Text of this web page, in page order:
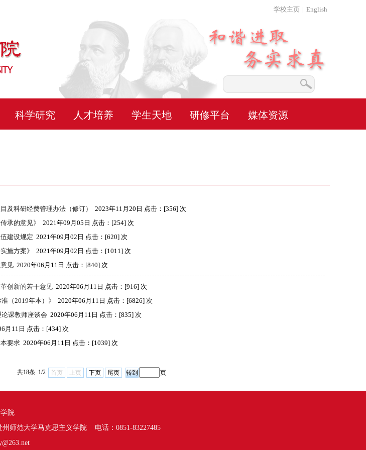
学校主页 | English
科学研究 人才培养 学生天地 研修平台 媒体资源
及科研经费管理办法（修订） 2023年11月20日 点击：[356] 次
承的意见》 2021年09月05日 点击：[254] 次
建设规定 2021年09月02日 点击：[620] 次
施方案》 2021年09月02日 点击：[1011] 次
见 2020年06月11日 点击：[840] 次
创新的若干意见 2020年06月11日 点击：[916] 次
（2019年本）》 2020年06月11日 点击：[6826] 次
课教师座谈会 2020年06月11日 点击：[835] 次
月11日 点击：[434] 次
要求 2020年06月11日 点击：[1039] 次
共18条 1/2 首页 上页 下页 尾页 页
院
师范大学马克思主义学院 电话：0851-83227485